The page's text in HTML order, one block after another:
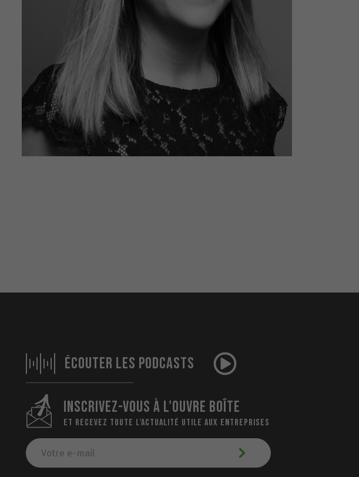
ÉCOUTER LES PODCASTS
INSCRIVEZ-VOUS À L'OUVRE BOÎTE
ET RECEVEZ TOUTE L’ACTUALITÉ UTILE AUX ENTREPRISES